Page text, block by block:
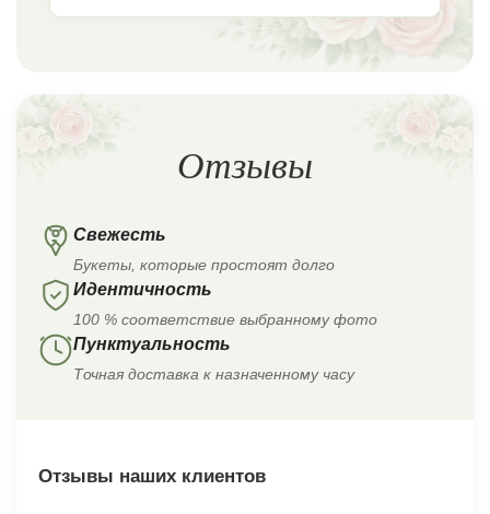
Отзывы
Свежесть
Букеты, которые простоят долго
Идентичность
100 % соответствие выбранному фото
Пунктуальность
Точная доставка к назначенному часу
Отзывы наших клиентов